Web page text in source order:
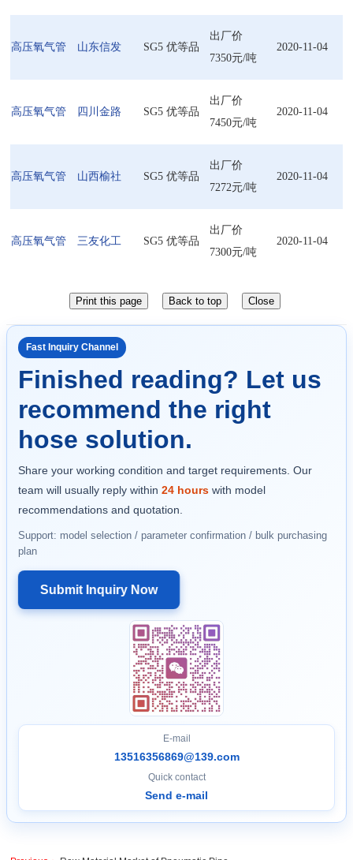
高压氧气管 山东信发 SG5 优等品
出厂价
7350元/吨
2020-11-04
高压氧气管 四川金路 SG5 优等品
出厂价
7450元/吨
2020-11-04
高压氧气管 山西榆社 SG5 优等品
出厂价
7272元/吨
2020-11-04
高压氧气管 三友化工 SG5 优等品
出厂价
7300元/吨
2020-11-04
Fast Inquiry Channel
Finished reading? Let us
recommend the right
hose solution.
Share your working condition and target requirements. Our
team will usually reply within 24 hours with model
recommendations and quotation.
Support: model selection / parameter confirmation / bulk purchasing
plan
Submit Inquiry Now
E-mail
13516356869@139.com
Quick contact
Send e-mail